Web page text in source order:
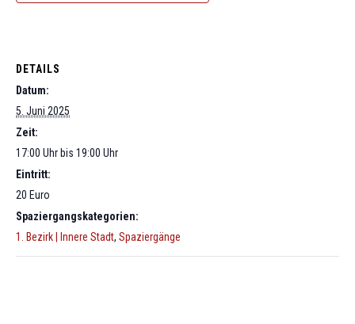
DETAILS
Datum:
5. Juni 2025
Zeit:
17:00 Uhr bis 19:00 Uhr
Eintritt:
20 Euro
Spaziergangskategorien:
1. Bezirk | Innere Stadt, Spaziergänge